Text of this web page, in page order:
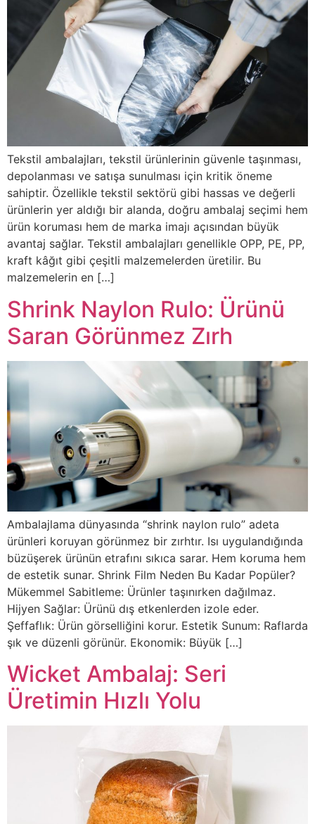
Tekstil ambalajları, tekstil ürünlerinin güvenle taşınması,
depolanması ve satışa sunulması için kritik öneme
sahiptir. Özellikle tekstil sektörü gibi hassas ve değerli
ürünlerin yer aldığı bir alanda, doğru ambalaj seçimi hem
ürün koruması hem de marka imajı açısından büyük
avantaj sağlar. Tekstil ambalajları genellikle OPP, PE, PP,
kraft kâğıt gibi çeşitli malzemelerden üretilir. Bu
malzemelerin en […]
Shrink Naylon Rulo: Ürünü
Saran Görünmez Zırh
Ambalajlama dünyasında “shrink naylon rulo” adeta
ürünleri koruyan görünmez bir zırhtır. Isı uygulandığında
büzüşerek ürünün etrafını sıkıca sarar. Hem koruma hem
de estetik sunar. Shrink Film Neden Bu Kadar Popüler?
Mükemmel Sabitleme: Ürünler taşınırken dağılmaz.
Hijyen Sağlar: Ürünü dış etkenlerden izole eder.
Şeffaflık: Ürün görselliğini korur. Estetik Sunum: Raflarda
şık ve düzenli görünür. Ekonomik: Büyük […]
Wicket Ambalaj: Seri
Üretimin Hızlı Yolu